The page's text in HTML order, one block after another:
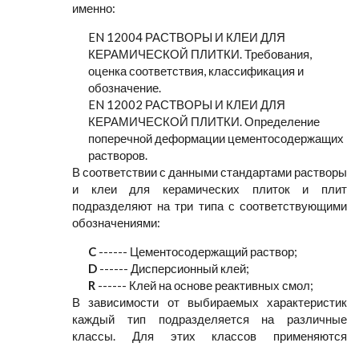
именно:
EN 12004 РАСТВОРЫ И КЛЕИ ДЛЯ
КЕРАМИЧЕСКОЙ ПЛИТКИ. Требования,
оценка соответствия, классификация и
обозначение.
EN 12002 РАСТВОРЫ И КЛЕИ ДЛЯ
КЕРАМИЧЕСКОЙ ПЛИТКИ. Определение
поперечной деформации цементосодержащих
растворов.
В соответствии с данными стандартами растворы
и клеи для керамических плиток и плит
подразделяют на три типа с соответствующими
обозначениями:
C ------ Цементосодержащий раствор;
D ------ Дисперсионный клей;
R ------ Клей на основе реактивных смол;
В зависимости от выбираемых характеристик
каждый тип подразделяется на различные
классы. Для этих классов применяются